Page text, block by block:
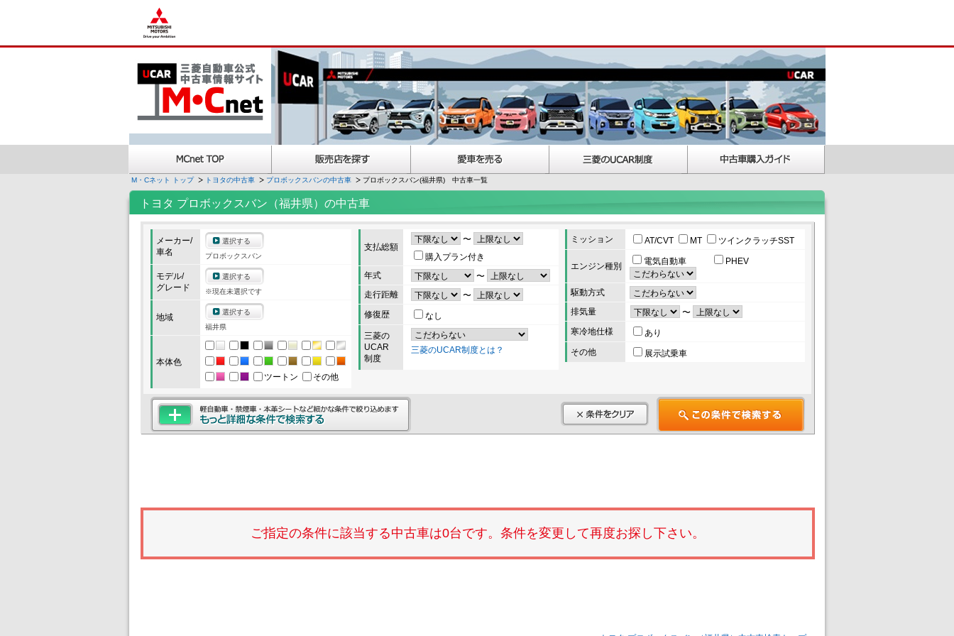
M・Cネット トップ トヨタの中古車 プロボックスバンの中古車 プロボックスバン(福井県) 中古車一覧
トヨタ プロボックスバン（福井県）の中古車
メーカー/
車名
選択する
プロボックスバン
モデル/
グレード
選択する
※現在未選択です
地域
選択する
福井県
本体色
ツートン
その他
支払総額
〜
購入プラン付き
年式
〜
走行距離
〜
修復歴
なし
三菱の
UCAR
制度
三菱のUCAR制度とは？
ミッション AT/CVT MT ツインクラッチSST
エンジン種別 電気自動車 PHEV
駆動方式
排気量
〜
寒冷地仕様
あり
その他
展示試乗車
ご指定の条件に該当する中古車は0台です。条件を変更して再度お探し下さい。